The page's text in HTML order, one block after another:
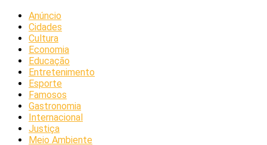
Anúncio
Cidades
Cultura
Economia
Educação
Entretenimento
Esporte
Famosos
Gastronomia
Internacional
Justiça
Meio Ambiente